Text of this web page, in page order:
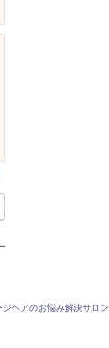
ジヘアのお悩み解決サロン